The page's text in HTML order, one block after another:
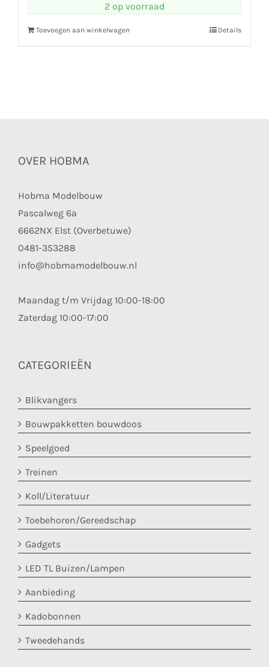
2 op voorraad
Toevoegen aan winkelwagen Details
OVER HOBMA
Hobma Modelbouw
Pascalweg 6a
6662NX Elst (Overbetuwe)
0481-353288
info@hobmamodelbouw.nl
Maandag t/m Vrijdag 10:00-18:00
Zaterdag 10:00-17:00
CATEGORIEËN
Blikvangers
Bouwpakketten bouwdoos
Speelgoed
Treinen
Koll/Literatuur
Toebehoren/Gereedschap
Gadgets
LED TL Buizen/Lampen
Aanbieding
Kadobonnen
Tweedehands